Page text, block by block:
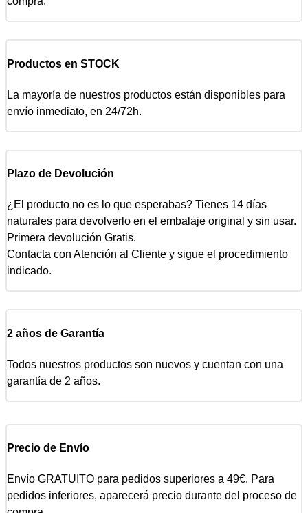
Productos en STOCK
La mayoría de nuestros productos están disponibles para
envío inmediato, en 24/72h.
Plazo de Devolución
¿El producto no es lo que esperabas? Tienes 14 días
naturales para devolverlo en el embalaje original y sin usar.
Primera devolución Gratis.
Contacta con Atención al Cliente y sigue el procedimiento
indicado.
2 años de Garantía
Todos nuestros productos son nuevos y cuentan con una
garantía de 2 años.
Precio de Envío
Envío GRATUITO para pedidos superiores a 49€. Para
pedidos inferiores, aparecerá precio durante del proceso de